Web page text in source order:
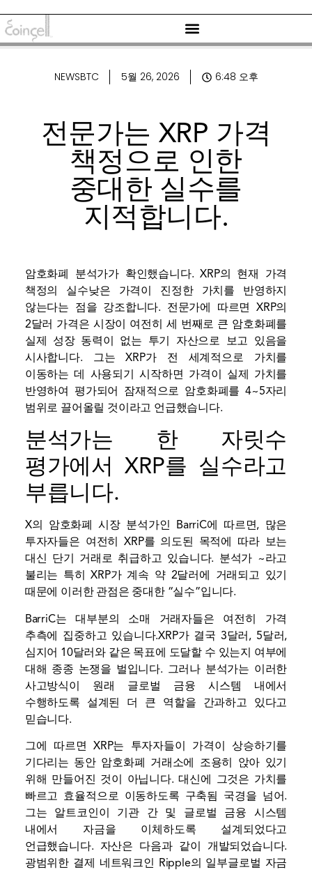
NEWSBTC 5월 26, 2026 6:48 오후
전문가는 XRP 가격
책정으로 인한
중대한 실수를
지적합니다.
암호화폐 분석가가 확인했습니다.XRP의 현재 가격
책정의 실수낮은 가격이 진정한 가치를 반영하지
않는다는 점을 강조합니다. 전문가에 따르면 XRP의
2달러 가격은 시장이 여전히 세 번째로 큰 암호화폐를
실제 성장 동력이 없는 투기 자산으로 보고 있음을
시사합니다. 그는 XRP가 전 세계적으로 가치를
이동하는 데 사용되기 시작하면 가격이 실제 가치를
반영하여 평가되어 잠재적으로 암호화폐를 4~5자리
범위로 끌어올릴 것이라고 언급했습니다.
분석가는 한 자릿수
평가에서 XRP를 실수라고
부릅니다.
X의 암호화폐 시장 분석가인 BarriC에 따르면, 많은
투자자들은 여전히 ​​XRP를 의도된 목적에 따라 보는
대신 단기 거래로 취급하고 있습니다. 분석가 ~라고
불리는 특히 XRP가 계속 약 2달러에 거래되고 있기
때문에 이러한 관점은 중대한 “실수”입니다.
BarriC는 대부분의 소매 거래자들은 여전히 ​​가격
추측에 집중하고 있습니다.XRP가 결국 3달러, 5달러,
심지어 10달러와 같은 목표에 도달할 수 있는지 여부에
대해 종종 논쟁을 벌입니다. 그러나 분석가는 이러한
사고방식이 원래 글로벌 금융 시스템 내에서
수행하도록 설계된 더 큰 역할을 간과하고 있다고
믿습니다.
그에 따르면 XRP는 투자자들이 가격이 상승하기를
기다리는 동안 암호화폐 거래소에 조용히 앉아 있기
위해 만들어진 것이 아닙니다. 대신에 그것은 가치를
빠르고 효율적으로 이동하도록 구축됨 국경을 넘어.
그는 알트코인이 기관 간 및 글로벌 금융 시스템
내에서 자금을 이체하도록 설계되었다고
언급했습니다. 자산은 다음과 같이 개발되었습니다.
광범위한 결제 네트워크인 Ripple의 일부글로벌 자금